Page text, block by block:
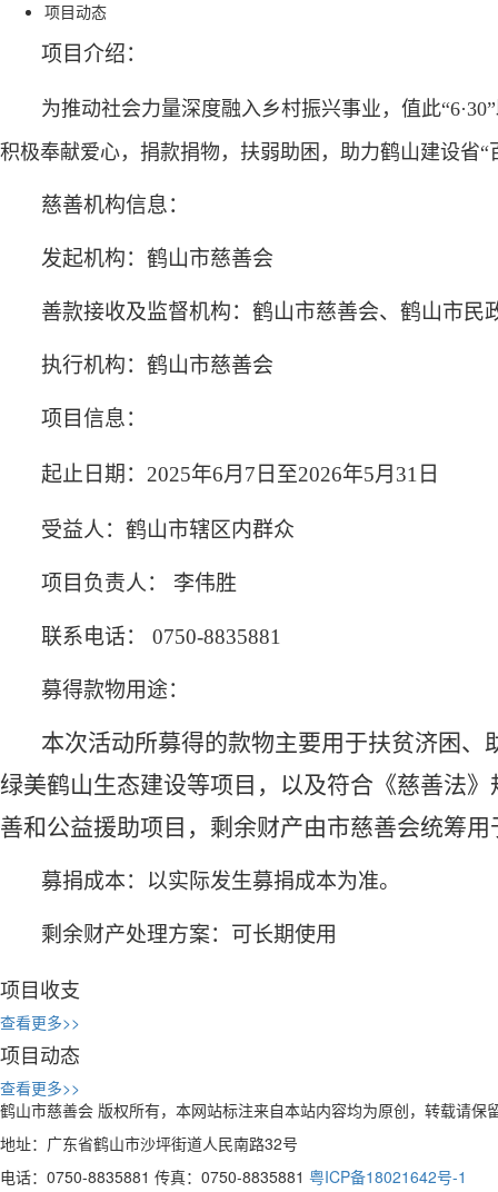
项目动态
项目介绍：
为推动社会力量深度融入乡村振兴事业，值此“6·30”
积极奉献爱心，捐款捐物，扶弱助困，助力鹤山建设省
慈善机构信息：
发起机构： 鹤山市慈善会
善款接收及监督机构： 鹤山市慈善会、鹤山市民
执行机构： 鹤山市慈善会
项目信息：
起止日期： 2025年6月7日至2026年5月31日
受益人： 鹤山市辖区内群众
项目负责人： 李伟胜
联系电话： 0750-8835881
募得款物用途：
本次活动所募得的款物主要用于扶贫济困、
绿美鹤山生态建设等项目，以及符合《慈善法
善和公益援助项目，剩余财产由市慈善会统筹
募捐成本： 以实际发生募捐成本为准。
剩余财产处理方案： 可长期使用
项目收支
查看更多>>
项目动态
查看更多>>
鹤山市慈善会 版权所有，本网站标注来自本站内容均为原创，转载请保
地址：广东省鹤山市沙坪街道人民南路32号
电话：0750-8835881 传真：0750-8835881 粤ICP备18021642号-1